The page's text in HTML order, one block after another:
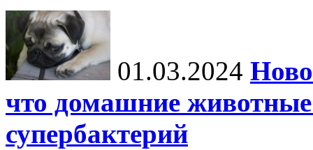
01.03.2024
что домашние
супербактерий